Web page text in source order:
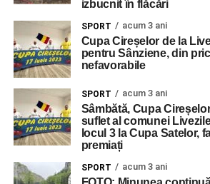
izbucnit în flăcări
SPORT acum 3 ani
Cupa Cireșelor de la
pentru Sânziene, din
nefavorabile
SPORT acum 3 ani
Sâmbătă, Cupa
suflet al comunei
locul 3 la Cupa Satelor,
premiați
SPORT acum 3 ani